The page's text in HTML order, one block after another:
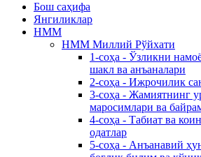
Бош саҳифа
Янгиликлар
НММ
НММ Миллий Рўйхати
1-соҳа - Ўзликни
шакл ва анъаналари
2-соҳа - Ижрочилик
3-соҳа - Жамиятнинг
маросимлари ва
4-соҳа - Табиат ва
одатлар
5-соҳа - Анъанавий